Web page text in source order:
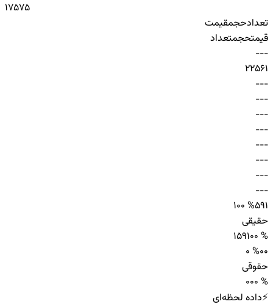
17575
تعدادحجمقیمت
قیمتحجمتعداد
-
-
-
22561
-
-
-
-
-
-
-
-
-
-
-
-
-
-
-
-
-
-
-
-
-
-
-
-
1
59
100 %
حقیقی
100 %
59
1
0
0
0 %
حقوقی
0 %
0
0
⚡داده لحظه‌ای